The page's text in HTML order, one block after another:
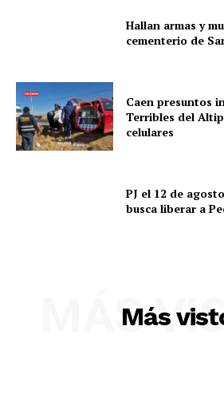
Hallan armas y
cementerio de
Caen presuntos
Terribles del
celulares
PJ el 12 de
busca liberar a
Más
MÁS